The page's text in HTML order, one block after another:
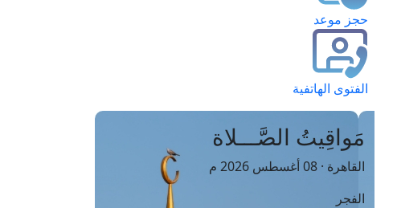
حجز موعد
الفتوى الهاتفية
مَواقِيتُ الصَّـــلاة
القاهرة · 08 أغسطس 2026 م
الفجر